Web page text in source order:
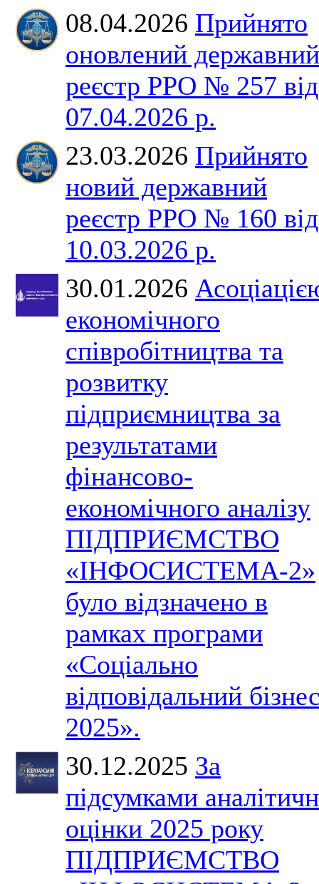
08.04.2026 Прийнято
оновлений державний
реєстр РРО № 257 від
07.04.2026 р.
23.03.2026 Прийнято
новий державний
реєстр РРО № 160 від
10.03.2026 р.
30.01.2026
економічного
співробітництва та
розвитку
підприємництва за
результатами
фінансово-
економічного аналізу
ПІДПРИЄМСТВО
«ІНФОСИСТЕМА-2»
було відзначено в
рамках програми
«Соціально
відповідальний
2025».
30.12.2025 За
підсумками
оцінки 2025 року
ПІДПРИЄМСТВО